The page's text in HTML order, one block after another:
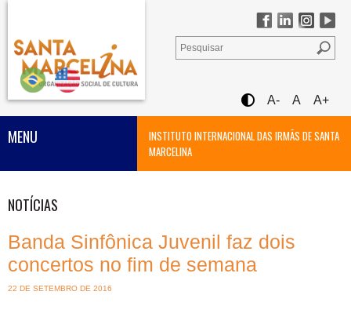
A- A A+
INSTITUTO INTERNACIONAL DAS IRMÃS DE SANTA
MARCELINA
MENU
NOTÍCIAS
Banda Sinfônica Juvenil faz dois
concertos no fim de semana
22 DE SETEMBRO DE 2016